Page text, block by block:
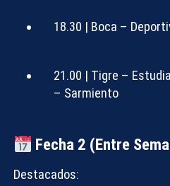
18.30 | Boca –
21.00 | Tigre –
– Sarmiento
Fecha 2 (Entre
Destacados: